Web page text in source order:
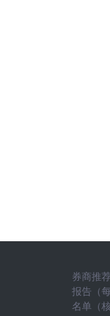
券商推
报告（
名单（